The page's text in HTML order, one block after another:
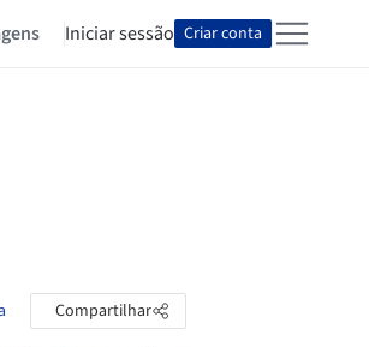
Iniciar sessão Criar conta
Compartilhar